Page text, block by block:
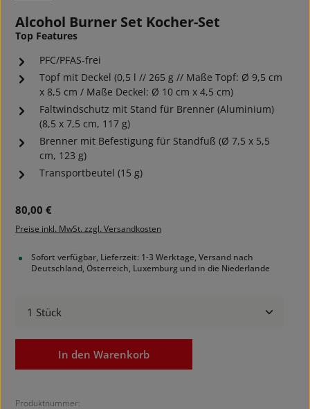
Alcohol Burner Set Kocher-Set
Top Features
PFC/PFAS-frei
Topf mit Deckel (0,5 l // 265 g // Maße Topf: Ø 9,5 cm
x 8,5 cm / Maße Deckel: Ø 10 cm x 4,5 cm)
Faltwindschutz mit Stand für Brenner (Aluminium)
(8,5 x 7,5 cm, 117 g)
Brenner mit Befestigung für Standfuß (Ø 7,5 x 5,5
cm, 123 g)
Transportbeutel (15 g)
Regulärer Preis:
80,00 €
Preise inkl. MwSt. zzgl. Versandkosten
Sofort verfügbar, Lieferzeit: 1-3 Werktage, Versand nach
Deutschland, Österreich, Luxemburg und in die Niederlande
Produkt Anzahl: Gib den gewünschten Wert ein
In den Warenkorb
Produktnummer: